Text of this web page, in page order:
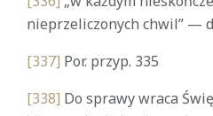
nieprzeliczonych chwil” —
[337] Por. przyp. 335
[338] Do sprawy wraca